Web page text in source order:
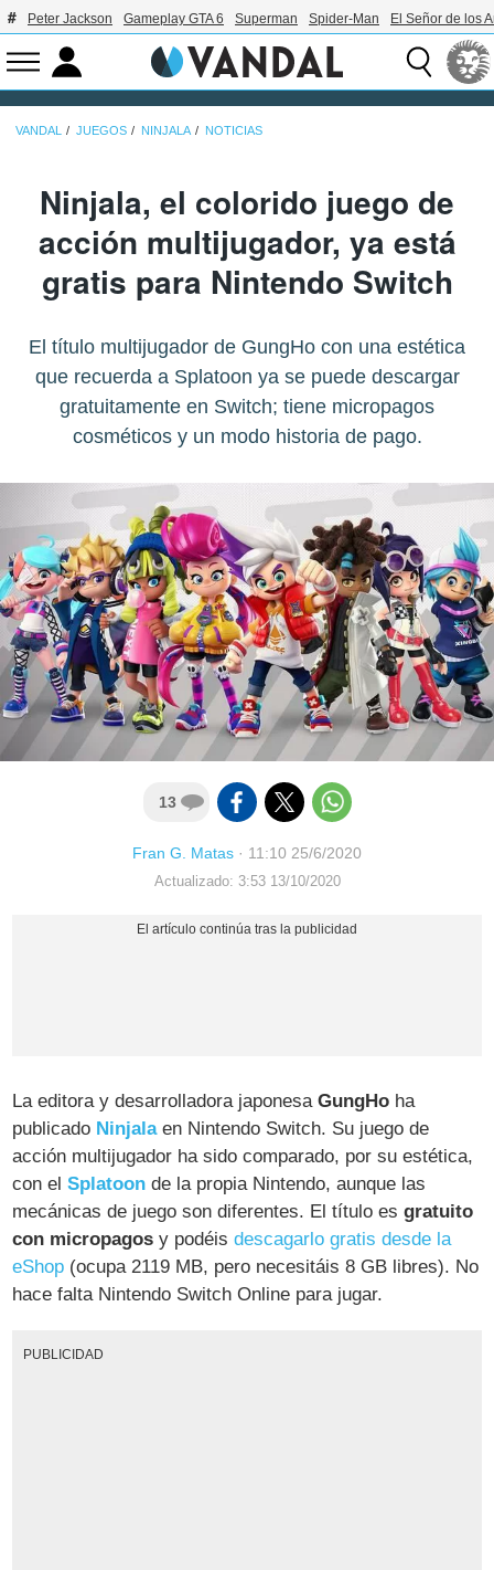
Peter Jackson Gameplay GTA 6 Superman Spider-Man El Señor de los
VANDAL JUEGOS NINJALA NOTICIAS
Ninjala, el colorido juego de
acción multijugador, ya está
gratis para Nintendo Switch
El título multijugador de GungHo con una estética
que recuerda a Splatoon ya se puede descargar
gratuitamente en Switch; tiene micropagos
cosméticos y un modo historia de pago.
13
Fran G. Matas · 11:10 25/6/2020
Actualizado: 3:53 13/10/2020
La editora y desarrolladora japonesaGungHo ha
publicado Ninjalaen Nintendo Switch. Su juego de
acción multijugador ha sido comparado, por su estética,
con elSplatoon de la propia Nintendo, aunque las
mecánicas de juego son diferentes. El título esgratuito
con micropagos y podéisdescagarlo gratis desde la
eShop (ocupa 2119 MB, pero necesitáis 8 GB libres). No
hace falta Nintendo Switch Online para jugar.
PUBLICIDAD